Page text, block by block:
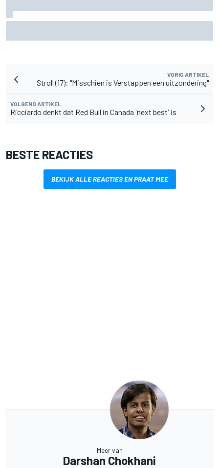
VORIG ARTIKEL
Stroll (17): "Misschien is Verstappen een uitzondering"
VOLGEND ARTIKEL
Ricciardo denkt dat Red Bull in Canada 'next best' is
BESTE REACTIES
BEKIJK ALLE REACTIES EN PRAAT MEE
Meer van
Darshan Chokhani